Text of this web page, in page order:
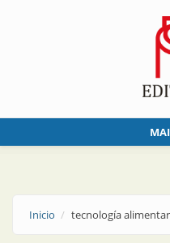
Inicio tecnología